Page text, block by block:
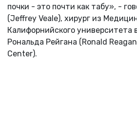
почки - это почти как табу», -
(Jeffrey Veale), хирург из
Калифорнийского
Рональда Рейгана (Ronald
Center).